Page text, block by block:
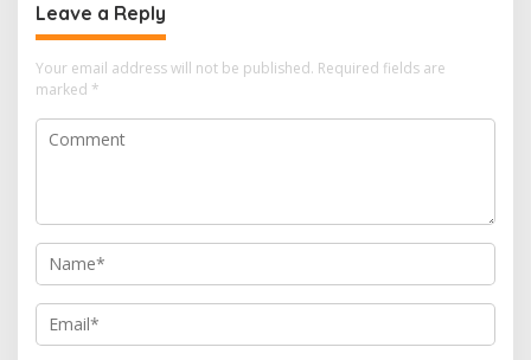
Leave a Reply
Your email address will not be published. Required fields are
marked *